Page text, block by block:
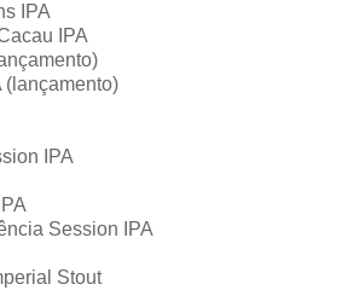
IPA
IPA
IPA
Session IPA
Stout